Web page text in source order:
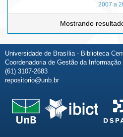
2007 a
Mostrando
Universidade de Brasília - Biblioteca
Coordenadoria de Gestão da
(61) 3107-2683
repositorio@unb.br